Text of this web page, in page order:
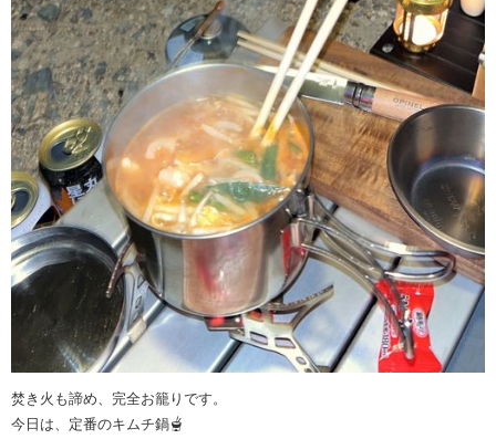
焚き火も諦め、完全お籠りです。
今日は、定番のキムチ鍋🫕